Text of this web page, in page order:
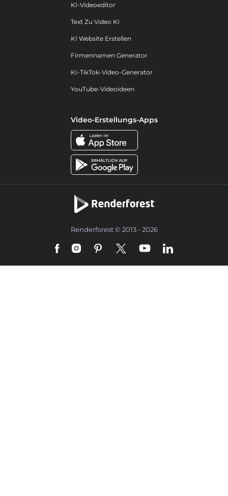
KI-Videoeditor
Text Zu Video KI
KI Website Erstellen
Firmennamen Generator
KI-TikTok-Video-Generator
YouTube-Videoideen
Video-Erstellungs-Apps
Renderforest © 2013 - 2026